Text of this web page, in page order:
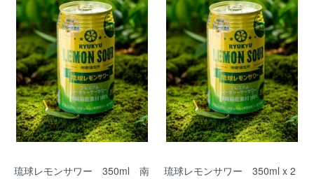
琉球レモンサワー 350ml 南
琉球レモンサワー 350ml x 2